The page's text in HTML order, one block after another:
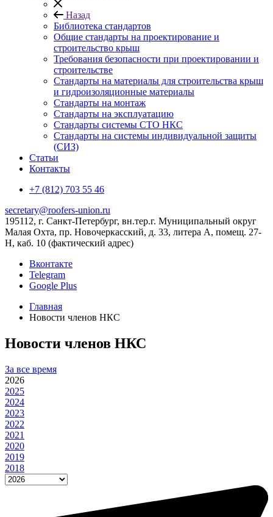
Назад
Библиотека стандартов
Общие стандарты на проектирование и
строительство крыш
Требования безопасности при проектировании и
строительстве
Стандарты на материалы для строительства крыш
и гидроизоляционные материалы
Стандарты на монтаж
Стандарты на эксплуатацию
Стандарты системы СТО НКС
Стандарты на системы индивидуальной защиты
(СИЗ)
Статьи
Контакты
+7 (812) 703 55 46
secretary@roofers-union.ru
195112, г. Санкт-Петербург, вн.тер.г. Муниципальный округ
Малая Охта, пр. Новочеркасский, д. 33, литера А, помещ. 27-
Н, каб. 10 (фактический адрес)
Вконтакте
Telegram
Google Plus
Главная
Новости членов НКС
Новости членов НКС
За все время
2026
2025
2024
2023
2022
2021
2020
2019
2018